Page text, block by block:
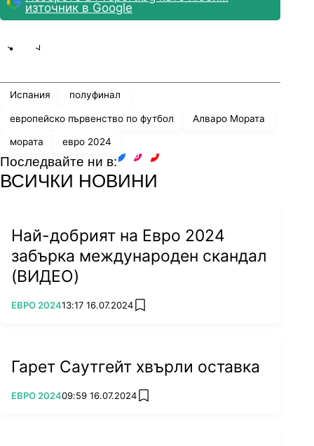
Многото голове обикновено водят и до
запомнящи се рекорди.
голмайстор с червената фланелка на
националния отбор на Испания е Давид Вия с
44, а друга емблематична фигура - Фернандо
източник в Google
Испания полуфинал
европейско първенство по футбол Алваро Мората
мората евро 2024
Последвайте ни в:
ВСИЧКИ НОВИНИ
Най-добрият на Евро 2024
забърка международен скандал
(ВИДЕО)
ПОВЕЧЕ ОТ
ЕВРО 202413:17 16.07.2024 add favorites
Гарет Саутгейт хвърли оставка
ПОВЕЧЕ ОТ
ЕВРО 202409:59 16.07.2024 add favorites